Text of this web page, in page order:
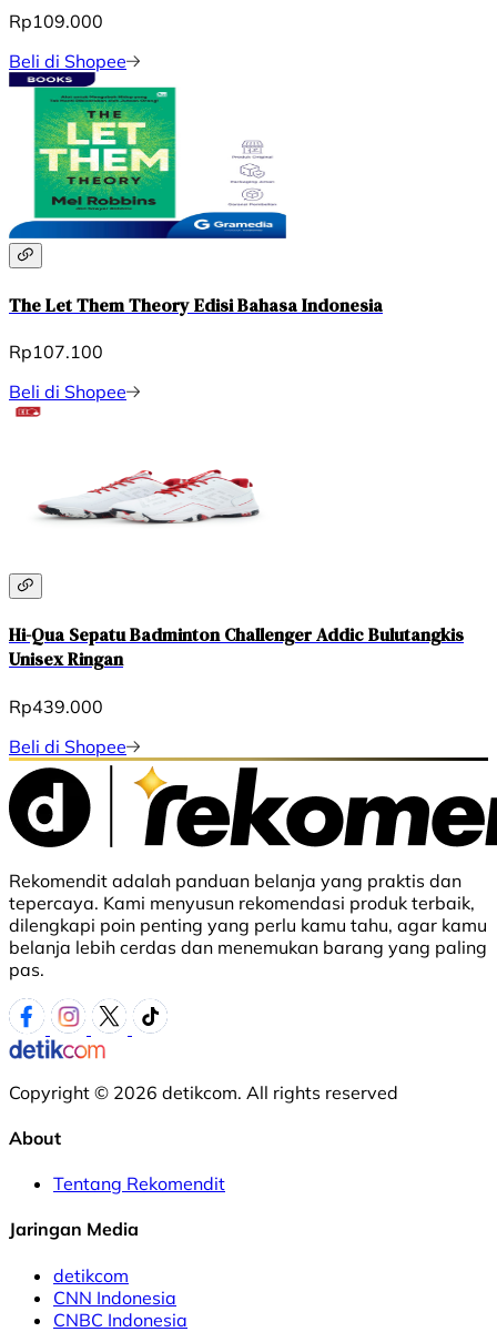
Rp109.000
Beli di Shopee
The Let Them Theory Edisi Bahasa Indonesia
Rp107.100
Beli di Shopee
Hi-Qua Sepatu Badminton Challenger Addic Bulutangkis
Unisex Ringan
Rp439.000
Beli di Shopee
Rekomendit adalah panduan belanja yang praktis dan
tepercaya. Kami menyusun rekomendasi produk terbaik,
dilengkapi poin penting yang perlu kamu tahu, agar kamu
belanja lebih cerdas dan menemukan barang yang paling
pas.
Copyright © 2026 detikcom. All rights reserved
About
Tentang Rekomendit
Jaringan Media
detikcom
CNN Indonesia
CNBC Indonesia